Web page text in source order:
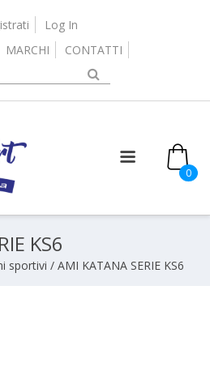
Log In
MARCHI CONTATTI
0
KS6
sportivi / AMI KATANA SERIE KS6